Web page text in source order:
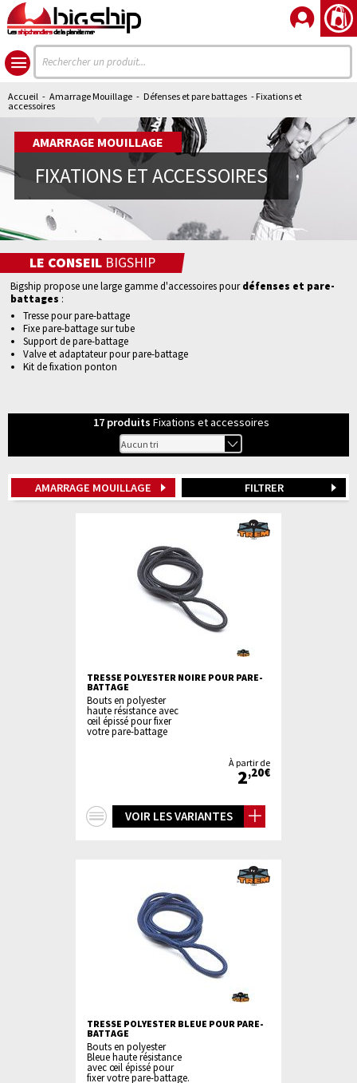
Lesshipchandlersde la planète mer
Accueil - Amarrage Mouillage - Défenses et pare battages - Fixations et
accessoires
LE CONSEIL BIGSHIP
Bigship propose une large gamme d'accessoires pourdéfenses et pare-
battages :
Tresse pour pare-battage
Fixe pare-battage sur tube
Support de pare-battage
Valve et adaptateur pour pare-battage
Kit de fixation ponton
AMARRAGE MOUILLAGE
FIXATIONS ET ACCESSOIRES
17produits Fixations et accessoires
AMARRAGE MOUILLAGE FILTRER
TRESSE POLYESTER NOIRE POUR PARE-
BATTAGE
Bouts en polyester
haute résistance avec
œil épissé pour fixer
votre pare-battage
À partir de
2,20€
VOIR LES VARIANTES
TRESSE POLYESTER BLEUE POUR PARE-
BATTAGE
Bouts en polyester
Bleue haute résistance
avec œil épissé pour
fixer votre pare-battage.